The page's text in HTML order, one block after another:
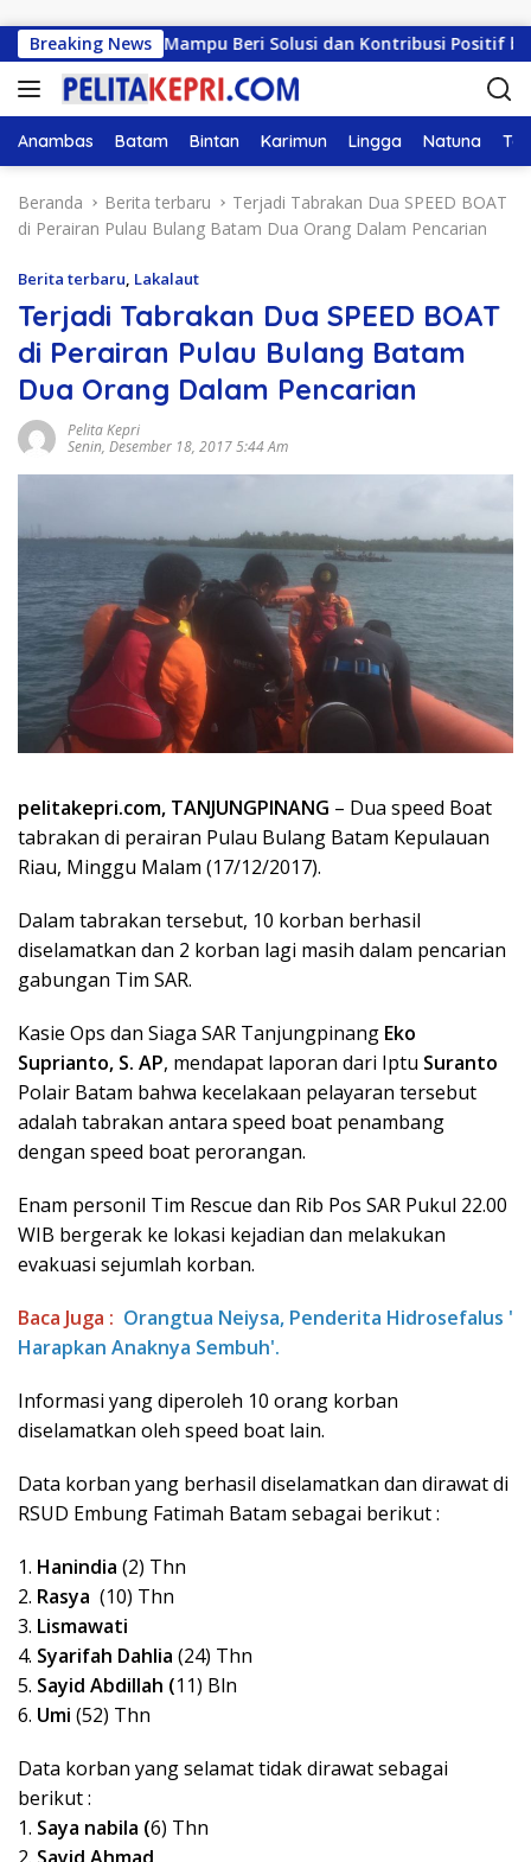
Breaking News
Harus Mampu Beri Solusi dan Kontribusi Positif bagi
Anambas Batam Bintan Karimun Lingga Natuna
Beranda Berita terbaru
Terjadi Tabrakan Dua SPEED BOAT
di Perairan Pulau Bulang Batam Dua Orang Dalam Pencarian
Berita terbaru, Lakalaut
Terjadi Tabrakan Dua SPEED BOAT
di Perairan Pulau Bulang Batam
Dua Orang Dalam Pencarian
Pelita Kepri
Senin, Desember 18, 2017 5:44 Am
pelitakepri.com, TANJUNGPINANG – Dua speed Boat
tabrakan di perairan Pulau Bulang Batam Kepulauan
Riau, Minggu Malam (17/12/2017).
Dalam tabrakan tersebut, 10 korban berhasil
diselamatkan dan 2 korban lagi masih dalam pencarian
gabungan Tim SAR.
Kasie Ops dan Siaga SAR Tanjungpinang Eko
Suprianto, S. AP, mendapat laporan dari Iptu Suranto
Polair Batam bahwa kecelakaan pelayaran tersebut
adalah tabrakan antara speed boat penambang
dengan speed boat perorangan.
Enam personil Tim Rescue dan Rib Pos SAR Pukul 22.00
WIB bergerak ke lokasi kejadian dan melakukan
evakuasi sejumlah korban.
Baca Juga : Orangtua Neiysa, Penderita Hidrosefalus '
Harapkan Anaknya Sembuh'.
Informasi yang diperoleh 10 orang korban
diselamatkan oleh speed boat lain.
Data korban yang berhasil diselamatkan dan dirawat di
RSUD Embung Fatimah Batam sebagai berikut :
1. Hanindia (2) Thn
2. Rasya (10) Thn
3. Lismawati
4. Syarifah Dahlia (24) Thn
5. Sayid Abdillah (11) Bln
6. Umi (52) Thn
Data korban yang selamat tidak dirawat sebagai
berikut :
1. Saya nabila (6) Thn